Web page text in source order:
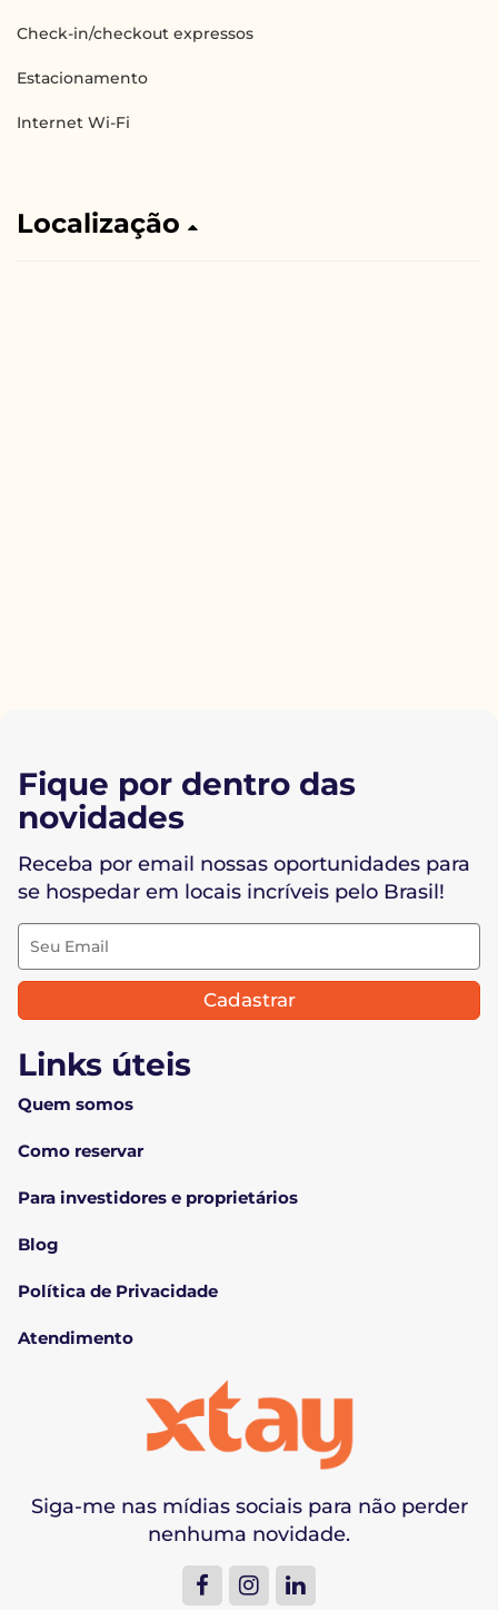
Check-in/checkout expressos
Estacionamento
Internet Wi-Fi
Localização
Siga-me nas mídias sociais para não perder
nenhuma novidade.
Links úteis
Quem somos
Como reservar
Para investidores e proprietários
Blog
Política de Privacidade
Atendimento
Fique por dentro das
novidades
Receba por email nossas oportunidades para
se hospedar em locais incríveis pelo Brasil!
Cadastrar